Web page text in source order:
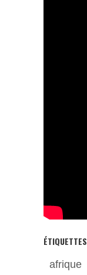
ÉTIQUETTES
afrique